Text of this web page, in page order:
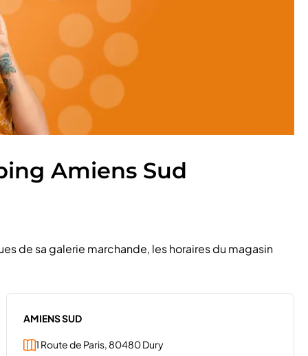
Amiens Sud
de sa galerie marchande, les horaires du magasin
AMIENS SUD
1 Route de Paris, 80480 Dury